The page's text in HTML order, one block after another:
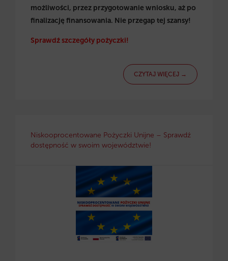
możliwości, przez przygotowanie wniosku, aż po
finalizację finansowania. Nie przegap tej szansy!
Sprawdź szczegóły pożyczki!
CZYTAJ WIĘCEJ →
Niskooprocentowane Pożyczki Unijne – Sprawdź
dostępność w swoim województwie!